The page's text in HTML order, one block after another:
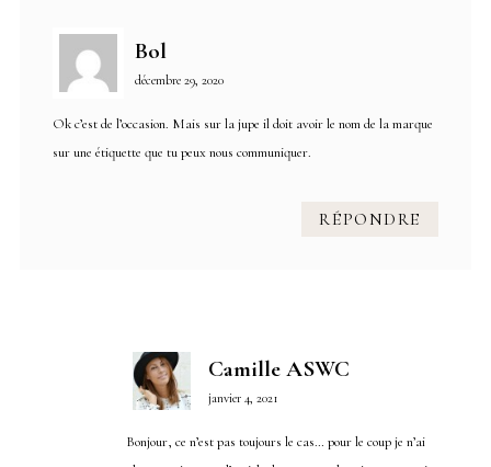
Bol
décembre 29, 2020
Ok c’est de l’occasion. Mais sur la jupe il doit avoir le nom de la marque
sur une étiquette que tu peux nous communiquer.
RÉPONDRE
Camille ASWC
janvier 4, 2021
Bonjour, ce n’est pas toujours le cas… pour le coup je n’ai